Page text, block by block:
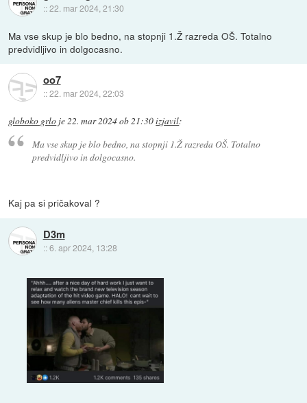
::22. mar 2024, 21:30
Ma vse skup je blo bedno, na stopnji 1.Ž razreda OŠ. Totalno
predvidljivo in dolgocasno.
oo7
::22. mar 2024, 22:03
globoko grlo je22. mar 2024 ob 21:30izjavil:
Ma vse skup je blo bedno, na stopnji 1.Ž razreda OŠ. Totalno
predvidljivo in dolgocasno.
Kaj pa si pričakoval ?
D3m
::6. apr 2024, 13:28